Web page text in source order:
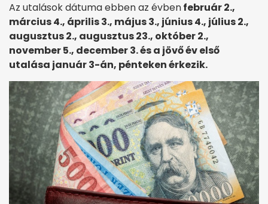
Az utalások dátuma ebben az évbenfebruár 2.,
március 4., április 3., május 3., június 4., július 2.,
augusztus 2., augusztus 23., október 2.,
november 5., december 3. és a jövő év első
utalása január 3-án, pénteken érkezik.